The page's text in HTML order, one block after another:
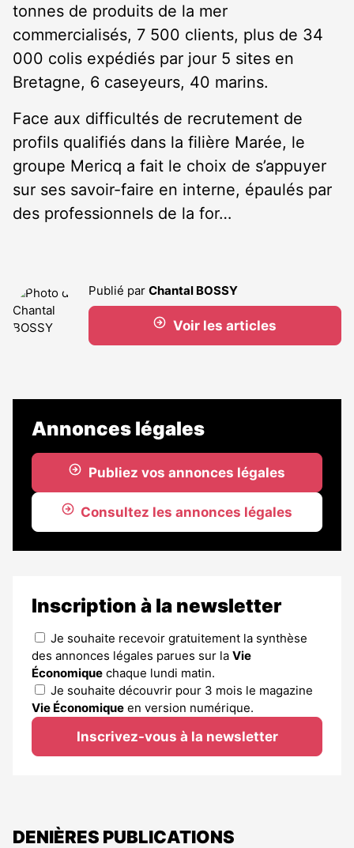
tonnes de produits de la mer
commercialisés, 7 500 clients, plus de 34
000 colis expédiés par jour 5 sites en
Bretagne, 6 caseyeurs, 40 marins.
Face aux difficultés de recrutement de
profils qualifiés dans la filière Marée, le
groupe Mericq a fait le choix de s’appuyer
sur ses savoir-faire en interne, épaulés par
des professionnels de la for…
Publié par Chantal BOSSY
Voir les articles
Annonces légales
Publiez vos annonces légales
Consultez les annonces légales
Inscription à la newsletter
Je souhaite recevoir gratuitement la synthèse
des annonces légales parues sur la Vie
Économique chaque lundi matin.
Je souhaite découvrir pour 3 mois le magazine
Vie Économique en version numérique.
Inscrivez-vous à la newsletter
DENIÈRES PUBLICATIONS